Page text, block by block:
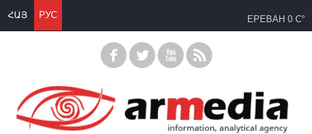
ՀԱՅ РУС ЕРЕВАН 0 C°